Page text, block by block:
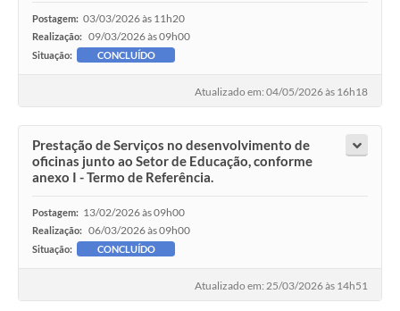
Postagem: 03/03/2026 às 11h20
Realização: 09/03/2026 às 09h00
Situação: CONCLUÍDO
Atualizado em: 04/05/2026 às 16h18
Prestação de Serviços no desenvolvimento de
oficinas junto ao Setor de Educação, conforme
anexo I - Termo de Referência.
Postagem: 13/02/2026 às 09h00
Realização: 06/03/2026 às 09h00
Situação: CONCLUÍDO
Atualizado em: 25/03/2026 às 14h51